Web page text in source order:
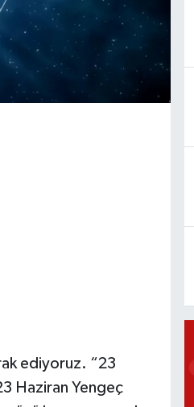
ediyoruz. “23
Haziran Yengeç